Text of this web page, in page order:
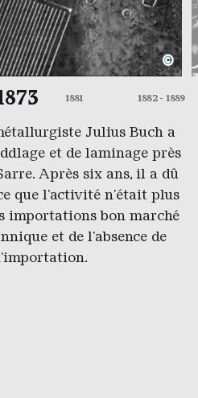
1881 1882 - 1889
Völlkliner Hütte |
©
Julius Buch a
et de laminage près
Après six ans, il a dû
que l'activité n'était plus
importations bon marché
et de l'absence de